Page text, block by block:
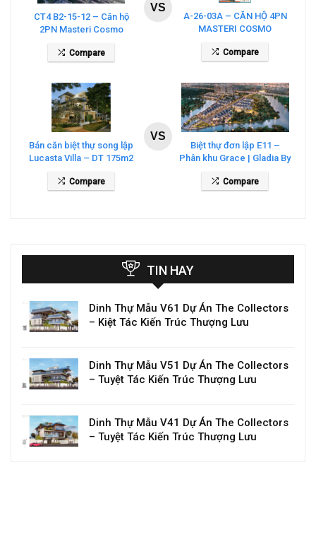
CT4 B2-15-12 – Căn hộ
2PN Masteri Cosmo
Compare
VS
A-26-03A – CĂN HỘ 4PN
MASTERI COSMO
CITY
Compare
Bán căn biệt thự song lập
Lucasta Villa – DT 175m2
Compare
VS
Biệt thự đơn lập E11 –
Phân khu Grace | Gladia By
Compare
TIN HAY
Dinh Thự Mẫu V61 Dự Án The Collectors
– Kiệt Tác Kiến Trúc Thượng Lưu
Dinh Thự Mẫu V51 Dự Án The Collectors
– Tuyệt Tác Kiến Trúc Thượng Lưu
Dinh Thự Mẫu V41 Dự Án The Collectors
– Tuyệt Tác Kiến Trúc Thượng Lưu